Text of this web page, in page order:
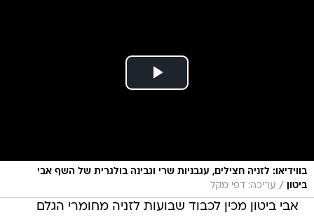
בווידיאו: לזניה חצילים, עגבניות שרי וגבינה בולגרית של השף אבי
ביטון
/ עריכה: דפי מקל
אבי ביטון מכין לכבוד שבועות לזניה מחומרי הגלם